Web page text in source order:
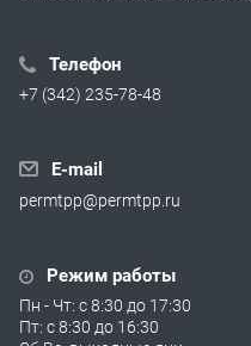
Телефон
+7 (342) 235-78-48
E-mail
permtpp@permtpp.ru
Режим работы
Пн - Чт: с 8:30 до 17:30
Пт: с 8:30 до 16:30